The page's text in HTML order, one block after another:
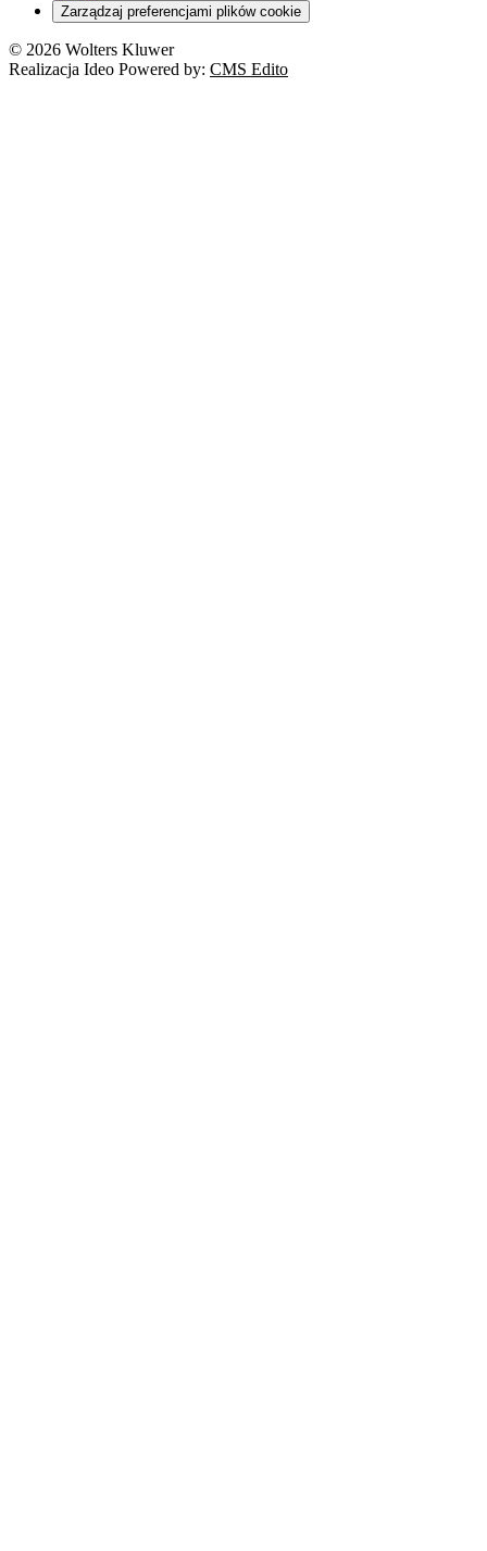
Zarządzaj preferencjami plików cookie
© 2026 Wolters Kluwer
Realizacja Ideo Powered by: CMS Edito